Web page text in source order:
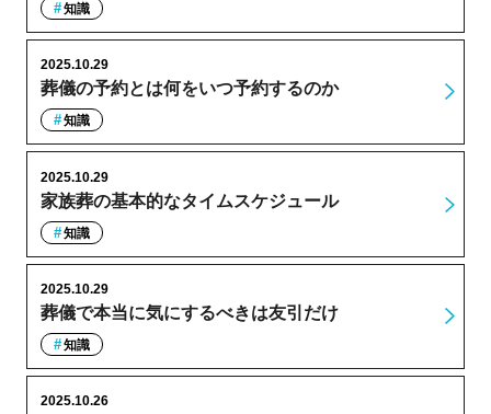
知識
葬儀の予約とは何をいつ予約するのか
2025.10.29
知識
家族葬の基本的なタイムスケジュール
2025.10.29
知識
葬儀で本当に気にするべきは友引だけ
2025.10.29
知識
2025.10.26